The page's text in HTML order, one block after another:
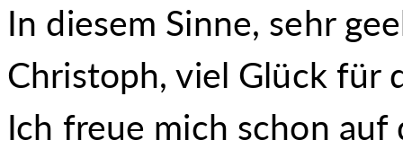
In diesem Sinne, sehr
Christoph, viel Glück für
Ich freue mich schon